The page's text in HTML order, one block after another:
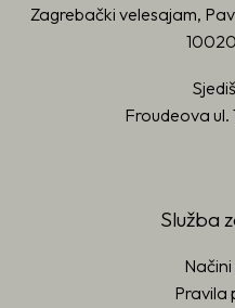
Zagrebački velesajam,
Froudeova ul.
Služba
Pravila